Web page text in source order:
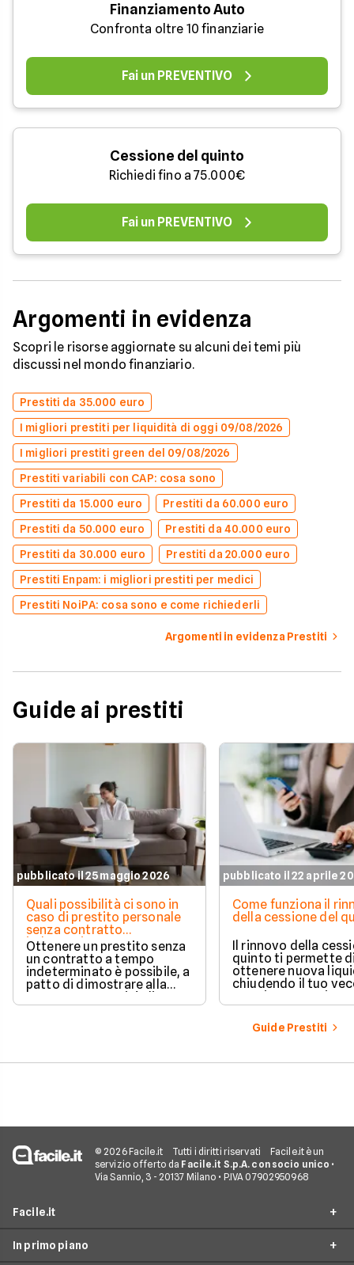
Finanziamento Auto
Confronta oltre 10 finanziarie
Fai un PREVENTIVO
Cessione del quinto
Richiedi fino a 75.000€
Fai un PREVENTIVO
Argomenti in evidenza
Scopri le risorse aggiornate su alcuni dei temi più
discussi nel mondo finanziario.
Prestiti da 35.000 euro
I migliori prestiti per liquidità di oggi 09/08/2026
I migliori prestiti green del 09/08/2026
Prestiti variabili con CAP: cosa sono
Prestiti da 15.000 euro
Prestiti da 60.000 euro
Prestiti da 50.000 euro
Prestiti da 40.000 euro
Prestiti da 30.000 euro
Prestiti da 20.000 euro
Prestiti Enpam: i migliori prestiti per medici
Prestiti NoiPA: cosa sono e come richiederli
Argomenti in evidenza Prestiti
Guide ai prestiti
pubblicato il 25 maggio 2026
Quali possibilità ci sono in
caso di prestito personale
senza contratto
indeterminato
Ottenere un prestito senza
un contratto a tempo
indeterminato è possibile, a
patto di dimostrare alla
rimborso solida e costante.
quali strategie puoi
pubblicato il 22 aprile
Come funziona il
della cessione del
Il rinnovo della
quinto ti permette
ottenere nuova
chiudendo il tuo
vantaggioso.
Guide Prestiti
© 2026 Facile.it Tutti i diritti riservati
Facile.it è un
servizio offerto da Facile.it S.p.A. con socio unico •
Via Sannio, 3 - 20137 Milano • P.IVA 07902950968
Facile.it
Assicurazioni
In primo piano